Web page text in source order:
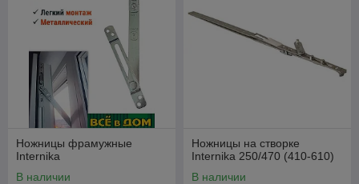
Ножницы фрамужные
Internika
В наличии
Ножницы на створке
Internika 250/470 (410-610)
В наличии